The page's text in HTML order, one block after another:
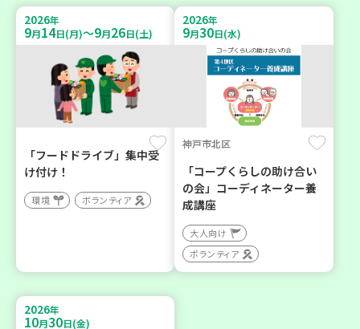
2026年
9月14日(月)～9月26日(土)
「フードドライブ」集中受
け付け！
環境 ボランティア
2026年
9月30日(水)
神戸市北区
「コープくらしの助け合い
の会」コーディネーター養
成講座
大人向け
ボランティア
2026年
10月30日(金)